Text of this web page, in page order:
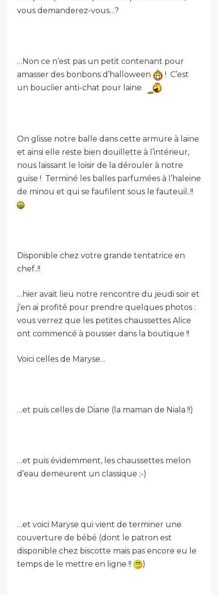
vous demanderez-vous…?
…Non ce n’est pas un petit contenant pour
amasser des bonbons d’halloween
! C’est
un bouclier anti-chat pour laine
On glisse notre balle dans cette armure à laine
et ainsi elle reste bien douillette à l’intérieur,
nous laissant le loisir de la dérouler à notre
guise ! Terminé les balles parfumées à l’haleine
de minou et qui se faufilent sous le fauteuil..!!
Disponible chez votre grande tentatrice en
chef..!!
…hier avait lieu notre rencontre du jeudi soir et
j’en ai profité pour prendre quelques photos :
vous verrez que les petites chaussettes Alice
ont commencé à pousser dans la boutique !!
Voici celles de Maryse…
…et puis celles de Diane (la maman de Niala !!)
…et puis évidemment, les chaussettes melon
d’eau demeurent un classique ;-)
…et voici Maryse qui vient de terminer une
couverture de bébé (dont le patron est
disponible chez biscotte mais pas encore eu le
temps de le mettre en ligne !!
)